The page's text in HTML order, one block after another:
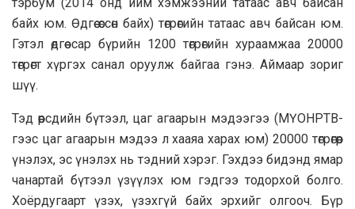
байх юм. Өдгөө өссөн байх) төгрөгийн татаас авч байсан юм.
Гэтэл өдгөө сар бүрийн 1200 төгрөгийн хураамжаа 20000
төгрөгт хүргэх санал оруулж байгаа гэнэ. Аймаар зориг
шүү.
Тэд өөрсдийн бүтээл, цаг агаарын мэдээгээ (МҮОНРТВ-
гээс цаг агаарын мэдээ л хааяа харах юм) 20000 төгрөгөөр
үнэлэх, эс үнэлэх нь тэдний хэрэг. Гэхдээ бидэнд ямар
чанартай бүтээл үзүүлэх юм гэдгээ тодорхой болго.
Хоёрдугаарт үзэх, үзэхгүй байх эрхийг олгооч. Бүр